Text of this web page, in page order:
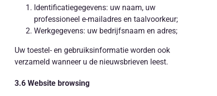
Identificatiegegevens: uw naam, uw
professioneel e-mailadres en taalvoorkeur;
Werkgegevens: uw bedrijfsnaam en adres;
Uw toestel- en gebruiksinformatie worden ook
verzameld wanneer u de nieuwsbrieven leest.
3.6 Website browsing